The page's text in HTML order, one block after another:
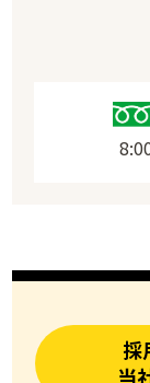
採
当